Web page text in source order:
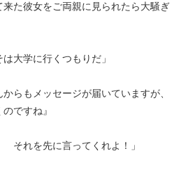
た彼女をご両親に見られたら大騒ぎ
大学に行くつもりだ」
からもメッセージが届いていますが、
ですね』
それを先に言ってくれよ！」